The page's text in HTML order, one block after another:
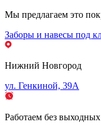
Мы предлагаем это
Заборы и навесы под
Нижний Новгород
ул. Генкиной, 39А
Работаем без